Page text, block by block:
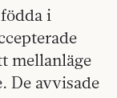
i
mellanläge
De avvisade